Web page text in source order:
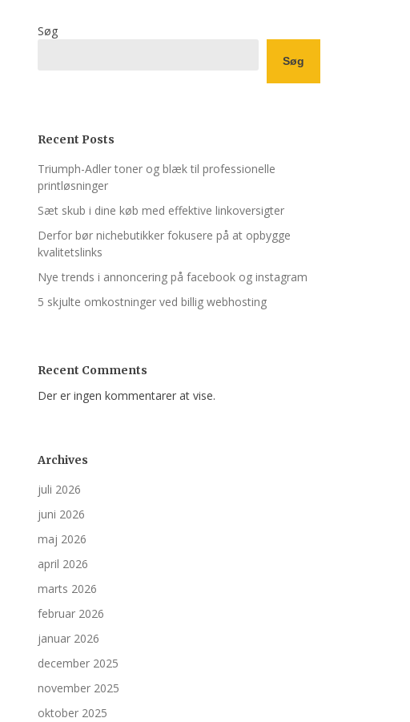
Søg
Søg
Recent Posts
Triumph-Adler toner og blæk til professionelle
printløsninger
Sæt skub i dine køb med effektive linkoversigter
Derfor bør nichebutikker fokusere på at opbygge
kvalitetslinks
Nye trends i annoncering på facebook og instagram
5 skjulte omkostninger ved billig webhosting
Recent Comments
Der er ingen kommentarer at vise.
Archives
juli 2026
juni 2026
maj 2026
april 2026
marts 2026
februar 2026
januar 2026
december 2025
november 2025
oktober 2025